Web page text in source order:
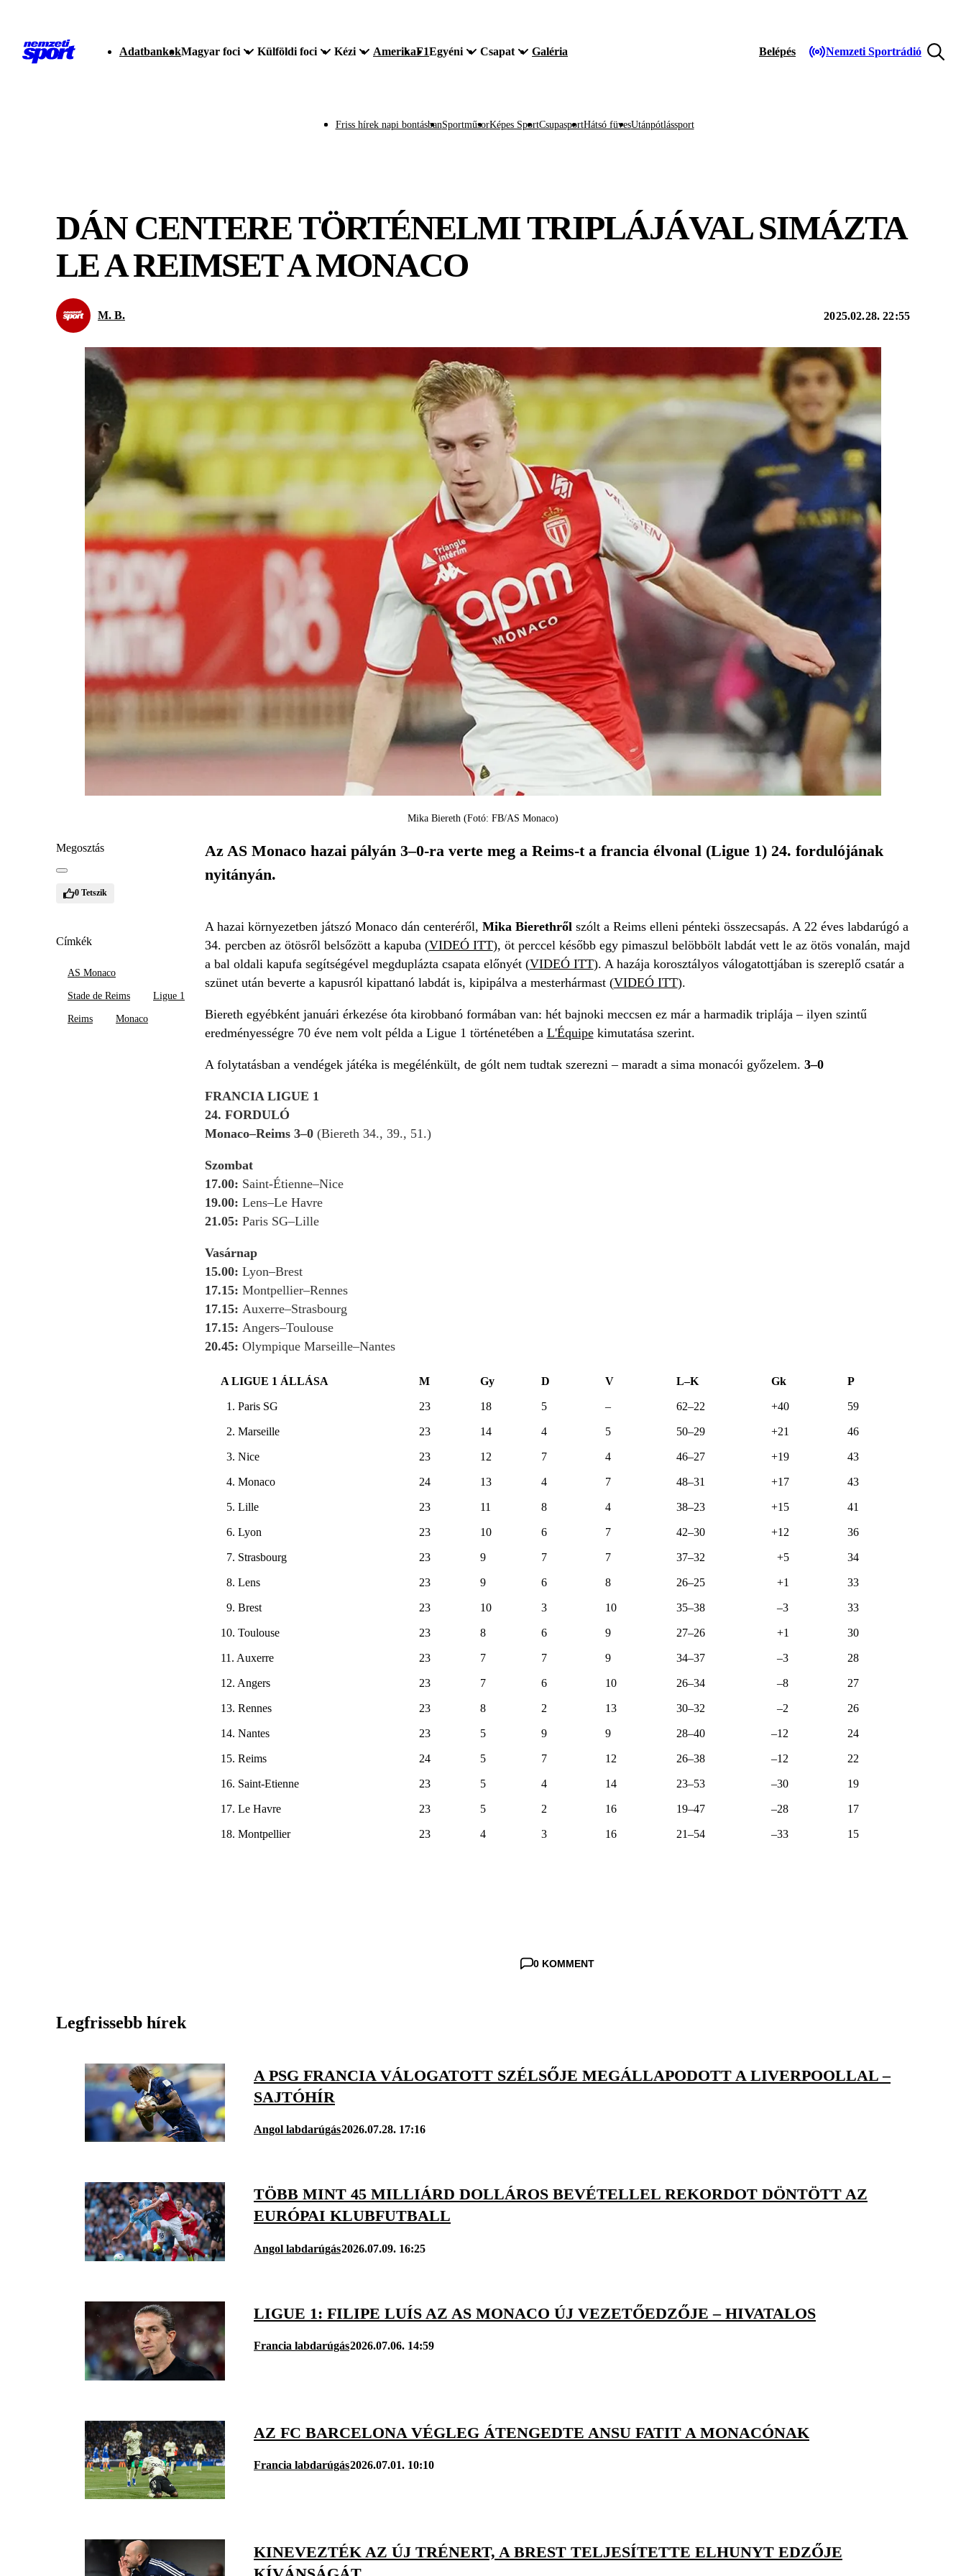
AdatbankokMagyar foci Külföldi foci Kézi AmerikaF1Egyéni Csapat Galéria Belépés Nemzeti Sportrádió
Friss hírek napi bontásbanSportműsorKépes SportCsupasportHátsó füvesUtánpótlássport
DÁN CENTERE TÖRTÉNELMI TRIPLÁJÁVAL SIMÁZTA
LE A REIMSET A MONACO
M. B. 2025.02.28. 22:55
Mika Biereth (Fotó: FB/AS Monaco)
Megosztás
0 Tetszik
Címkék
AS Monaco
Stade de Reims Ligue 1
Reims Monaco
Az AS Monaco hazai pályán 3–0-ra verte meg a Reims-t a francia élvonal (Ligue 1) 24. fordulójának
nyitányán.
A hazai környezetben játszó Monaco dán centeréről, Mika Bierethről szólt a Reims elleni pénteki összecsapás. A 22 éves labdarúgó a
34. percben az ötösről belsőzött a kapuba (VIDEÓ ITT), öt perccel később egy pimaszul belöbbölt labdát vett le az ötös vonalán, majd
a bal oldali kapufa segítségével megduplázta csapata előnyét (VIDEÓ ITT). A hazája korosztályos válogatottjában is szereplő csatár a
szünet után beverte a kapusról kipattanó labdát is, kipipálva a mesterhármast (VIDEÓ ITT).
Biereth egyébként januári érkezése óta kirobbanó formában van: hét bajnoki meccsen ez már a harmadik triplája – ilyen szintű
eredményességre 70 éve nem volt példa a Ligue 1 történetében a L'Équipekimutatása szerint.
A folytatásban a vendégek játéka is megélénkült, de gólt nem tudtak szerezni – maradt a sima monacói győzelem. 3–0
FRANCIA LIGUE 1
24. FORDULÓ
Monaco–Reims 3–0(Biereth 34., 39., 51.)
Szombat
17.00: Saint-Étienne–Nice
19.00: Lens–Le Havre
21.05: Paris SG–Lille
Vasárnap
15.00: Lyon–Brest
17.15: Montpellier–Rennes
17.15: Auxerre–Strasbourg
17.15: Angers–Toulouse
20.45: Olympique Marseille–Nantes
A LIGUE 1 ÁLLÁSA M Gy D V L–K Gk P
1. Paris SG 23 18 5 – 62–22 +40 59
2. Marseille 23 14 4 5 50–29 +21 46
3. Nice 23 12 7 4 46–27 +19 43
4. Monaco 24 13 4 7 48–31 +17 43
5. Lille 23 11 8 4 38–23 +15 41
6. Lyon 23 10 6 7 42–30 +12 36
7. Strasbourg 23 9 7 7 37–32 +5 34
8. Lens 23 9 6 8 26–25 +1 33
9. Brest 23 10 3 10 35–38 –3 33
10. Toulouse 23 8 6 9 27–26 +1 30
11. Auxerre 23 7 7 9 34–37 –3 28
12. Angers 23 7 6 10 26–34 –8 27
13. Rennes 23 8 2 13 30–32 –2 26
14. Nantes 23 5 9 9 28–40 –12 24
15. Reims 24 5 7 12 26–38 –12 22
16. Saint-Etienne 23 5 4 14 23–53 –30 19
17. Le Havre 23 5 2 16 19–47 –28 17
18. Montpellier 23 4 3 16 21–54 –33 15
0 KOMMENT
Legfrissebb hírek
A PSG FRANCIA VÁLOGATOTT SZÉLSŐJE MEGÁLLAPODOTT A LIVERPOOLLAL –
SAJTÓHÍR
Angol labdarúgás2026.07.28. 17:16
TÖBB MINT 45 MILLIÁRD DOLLÁROS BEVÉTELLEL REKORDOT DÖNTÖTT AZ
EURÓPAI KLUBFUTBALL
Angol labdarúgás2026.07.09. 16:25
LIGUE 1: FILIPE LUÍS AZ AS MONACO ÚJ VEZETŐEDZŐJE – HIVATALOS
Francia labdarúgás2026.07.06. 14:59
AZ FC BARCELONA VÉGLEG ÁTENGEDTE ANSU FATIT A MONACÓNAK
Francia labdarúgás2026.07.01. 10:10
KINEVEZTÉK AZ ÚJ TRÉNERT, A BREST TELJESÍTETTE ELHUNYT EDZŐJE